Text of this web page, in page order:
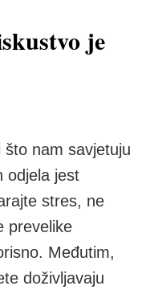
je
nam savjetuju
odjela jest
stres, ne
prevelike
Međutim,
doživljavaju